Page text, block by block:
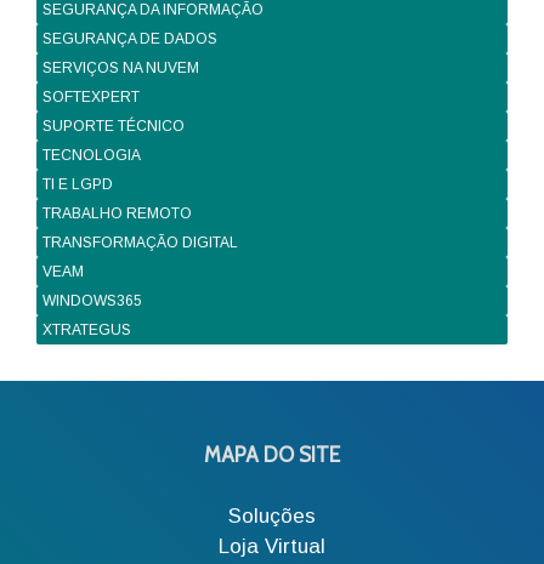
SEGURANÇA DA INFORMAÇÃO
SEGURANÇA DE DADOS
SERVIÇOS NA NUVEM
SOFTEXPERT
SUPORTE TÉCNICO
TECNOLOGIA
TI E LGPD
TRABALHO REMOTO
TRANSFORMAÇÃO DIGITAL
VEAM
WINDOWS365
XTRATEGUS
MAPA DO SITE
Soluções
Loja Virtual